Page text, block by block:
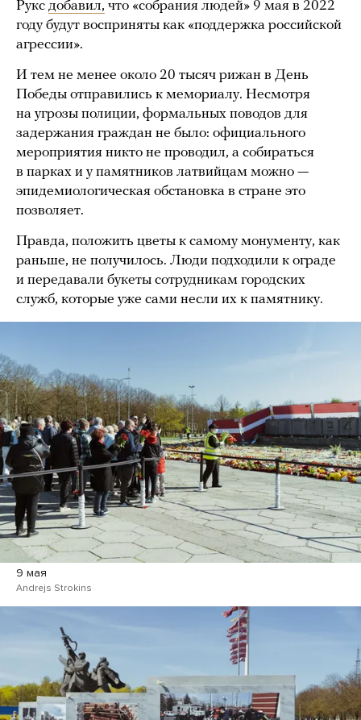
Рукс добавил, что «собрания людей» 9 мая в 2022
году будут восприняты как «поддержка российской
агрессии».
И тем не менее около 20 тысяч рижан в День
Победы отправились к мемориалу. Несмотря
на угрозы полиции, формальных поводов для
задержания граждан не было: официального
мероприятия никто не проводил, а собираться
в парках и у памятников латвийцам можно —
эпидемиологическая обстановка в стране это
позволяет.
Правда, положить цветы к самому монументу, как
раньше, не получилось. Люди подходили к ограде
и передавали букеты сотрудникам городских
служб, которые уже сами несли их к памятнику.
9 мая
Andrejs Strokins